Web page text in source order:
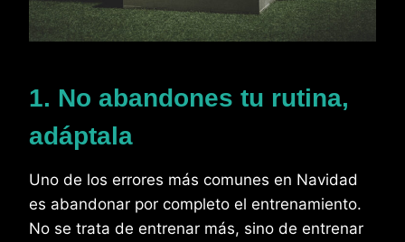
1. No abandones tu rutina,
adáptala
Uno de los errores más comunes en Navidad
es abandonar por completo el entrenamiento.
No se trata de entrenar más, sino de entrenar